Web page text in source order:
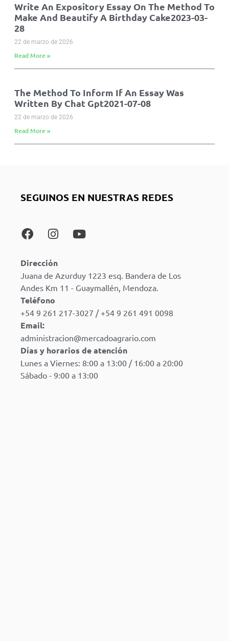
Write An Expository Essay On The Method To
Make And Beautify A Birthday Cake2023-03-
28
22 de marzo de 2026
Read More »
The Method To Inform If An Essay Was
Written By Chat Gpt2021-07-08
22 de marzo de 2026
Read More »
SEGUINOS EN NUESTRAS REDES
Dirección
Juana de Azurduy 1223 esq. Bandera de Los
Andes Km 11 - Guaymallén, Mendoza.
Teléfono
+54 9 261 217-3027 / +54 9 261 491 0098
Email:
administracion@mercadoagrario.com
Días y horarios de atención
Lunes a Viernes: 8:00 a 13:00 / 16:00 a 20:00
Sábado - 9:00 a 13:00